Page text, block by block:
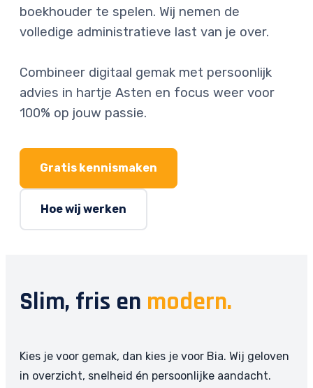
boekhouder te spelen. Wij nemen de
volledige administratieve last van je over.
Combineer digitaal gemak met persoonlijk
advies in hartje Asten en focus weer voor
100% op jouw passie.
Gratis kennismaken
Hoe wij werken
Slim, fris en modern.
Kies je voor gemak, dan kies je voor Bia. Wij geloven
in overzicht, snelheid én persoonlijke aandacht.